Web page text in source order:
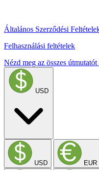
Általános Szerződési
Felhasználási feltételek
Nézd meg az összes
USD
USD EUR